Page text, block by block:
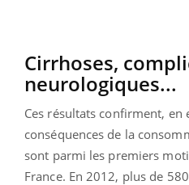
Cirrhoses,
neurologiques...
Ces résultats confirment, en
conséquences de la
sont parmi les premiers
France. En 2012, plus de